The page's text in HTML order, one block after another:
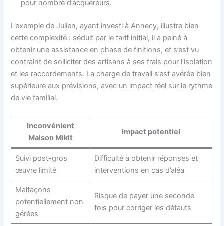
pour nombre d’acquéreurs.
L’exemple de Julien, ayant investi à Annecy, illustre bien
cette complexité : séduit par le tarif initial, il a peiné à
obtenir une assistance en phase de finitions, et s’est vu
contraint de solliciter des artisans à ses frais pour l’isolation
et les raccordements. La charge de travail s’est avérée bien
supérieure aux prévisions, avec un impact réel sur le rythme
de vie familial.
Inconvénient
Maison Mikit
Impact potentiel
Suivi post-gros
œuvre limité
Difficulté à obtenir réponses et
interventions en cas d’aléa
Malfaçons
potentiellement non
gérées
Risque de payer une seconde
fois pour corriger les défauts